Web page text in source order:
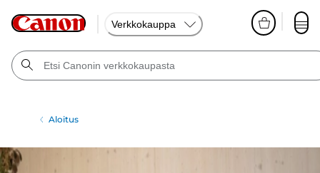
Verkkokauppa
Aloitus